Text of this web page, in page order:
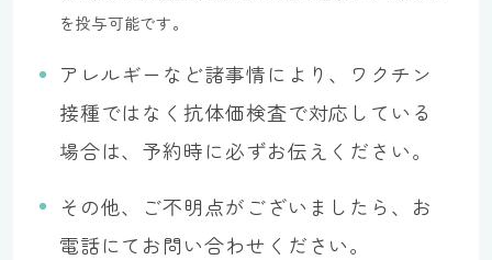
を投与可能です。
アレルギーなど諸事情により、ワクチン
接種ではなく抗体価検査で対応している
場合は、予約時に必ずお伝えください。
その他、ご不明点がございましたら、お
電話にてお問い合わせください。